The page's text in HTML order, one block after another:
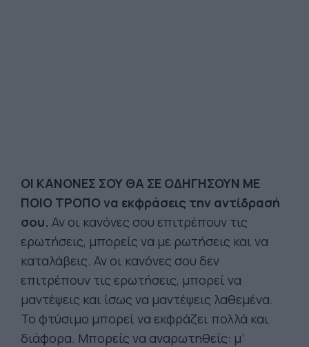
ΟΙ ΚΑΝΟΝΕΣ ΣΟΥ ΘΑ ΣΕ ΟΔΗΓΗΣΟΥΝ ΜΕ
ΠΟΙΟ ΤΡΟΠΟ να εκφράσεις την αντίδρασή
σου. Αν οι κανόνες σου επιτρέπουν τις
ερωτήσεις, μπορείς να με ρωτήσεις και να
καταλάβεις. Αν οι κανόνες σου δεν
επιτρέπουν τις ερωτήσεις, μπορεί να
μαντέψεις και ίσως να μαντέψεις λαθεμένα.
Το φτύσιμο μπορεί να εκφράζει πολλά και
διάφορα. Μπορείς να αναρωτηθείς: μ’